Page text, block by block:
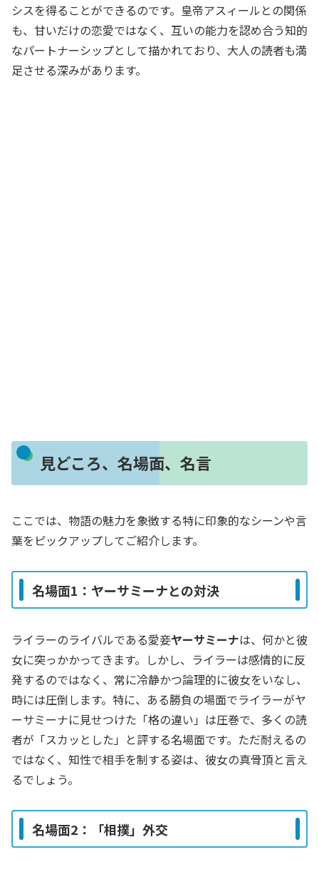
シスを得ることができるのです。皇帝アスィールとの関係
も、甘いだけの恋愛ではなく、互いの能力を認め合う知的
なパートナーシップとして描かれており、大人の読者も満
足させる深みがあります。
見どころ、名場面、名言
ここでは、物語の魅力を象徴する特に印象的なシーンや言
葉をピックアップしてご紹介します。
名場面1：ヤーサミーナとの対決
ライラーのライバルである愛妾ヤーサミーナは、何かと彼
女に突っかかってきます。しかし、ライラーは感情的に反
発するのではなく、常に冷静かつ論理的に彼女をいなし、
時には圧倒します。特に、ある勝負の場面でライラーがヤ
ーサミーナに見せつけた「格の違い」は圧巻で、多くの読
者が「スカッとした」と評する名場面です。ただ耐えるの
ではなく、知性で相手を制する姿は、彼女の真骨頂と言え
るでしょう。
名場面2：「相撲」外交